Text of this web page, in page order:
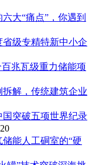
大“痛点”，你遇到
级专精特新中小企
兆瓦级重力储能项
解，传统建筑企业
突破五项世界纪录
能人工硐室的“硬